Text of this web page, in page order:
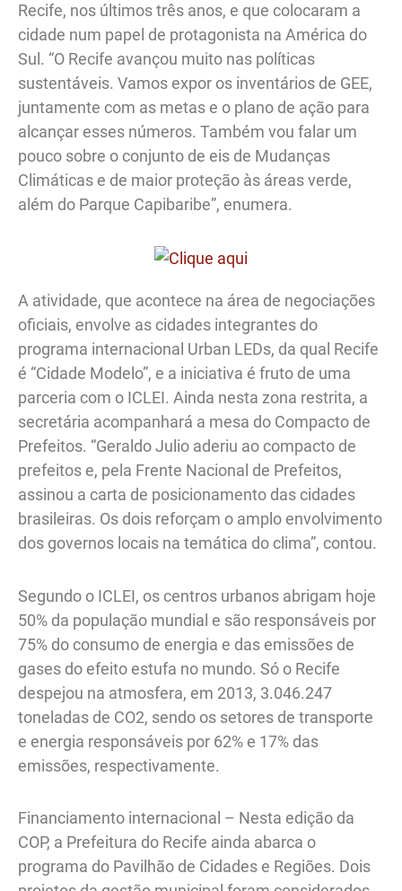
Recife, nos últimos três anos, e que colocaram a
cidade num papel de protagonista na América do
Sul. “O Recife avançou muito nas políticas
sustentáveis. Vamos expor os inventários de GEE,
juntamente com as metas e o plano de ação para
alcançar esses números. Também vou falar um
pouco sobre o conjunto de eis de Mudanças
Climáticas e de maior proteção às áreas verde,
além do Parque Capibaribe”, enumera.
A atividade, que acontece na área de negociações
oficiais, envolve as cidades integrantes do
programa internacional Urban LEDs, da qual Recife
é “Cidade Modelo”, e a iniciativa é fruto de uma
parceria com o ICLEI. Ainda nesta zona restrita, a
secretária acompanhará a mesa do Compacto de
Prefeitos. “Geraldo Julio aderiu ao compacto de
prefeitos e, pela Frente Nacional de Prefeitos,
assinou a carta de posicionamento das cidades
brasileiras. Os dois reforçam o amplo envolvimento
dos governos locais na temática do clima”, contou.
Segundo o ICLEI, os centros urbanos abrigam hoje
50% da população mundial e são responsáveis por
75% do consumo de energia e das emissões de
gases do efeito estufa no mundo. Só o Recife
despejou na atmosfera, em 2013, 3.046.247
toneladas de CO2, sendo os setores de transporte
e energia responsáveis por 62% e 17% das
emissões, respectivamente.
Financiamento internacional – Nesta edição da
COP, a Prefeitura do Recife ainda abarca o
programa do Pavilhão de Cidades e Regiões. Dois